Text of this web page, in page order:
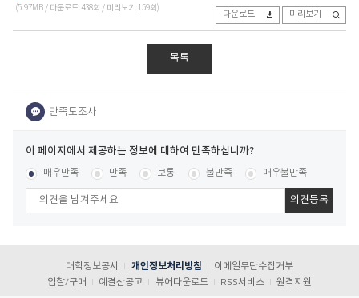
(5.97MB / 다운로드:438회 / 미리보기:159회)
다운로드 미리보기
목록
이
페
이
에
콘텐츠 만족도 조사 [평균 .00 점 / 15 명 참여]
매우만족 만족 보통 불만족 매우불만족
대학정보공시 개인정보처리방침
이메일무단수집거부
입찰/구매
예결산공고 뷰어다운로드 RSS서비스 원격지원